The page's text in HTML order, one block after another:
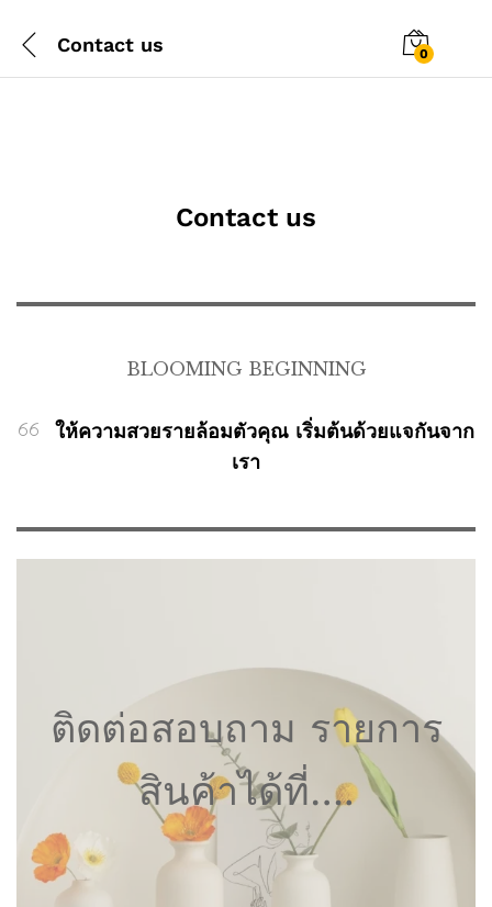
Contact us 0
Contact us
BLOOMING BEGINNING
ให้ความสวยรายล้อมตัวคุณ เริ่มต้นด้วยแจกันจาก
เรา
ติดต่อสอบถาม รายการ
สินค้าได้ที่….